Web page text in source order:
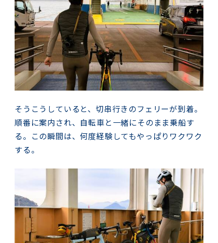
そうこうしていると、切串行きのフェリーが到着。
順番に案内され、自転車と一緒にそのまま乗船す
る。この瞬間は、何度経験してもやっぱりワクワク
する。